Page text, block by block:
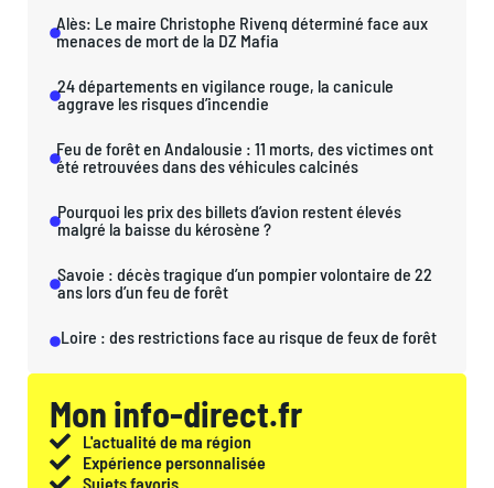
Alès: Le maire Christophe Rivenq déterminé face aux
menaces de mort de la DZ Mafia
24 départements en vigilance rouge, la canicule
aggrave les risques d’incendie
Feu de forêt en Andalousie : 11 morts, des victimes ont
été retrouvées dans des véhicules calcinés
Pourquoi les prix des billets d’avion restent élevés
malgré la baisse du kérosène ?
Savoie : décès tragique d’un pompier volontaire de 22
ans lors d’un feu de forêt
Loire : des restrictions face au risque de feux de forêt
Mon info-direct.fr
L'actualité de ma région
Expérience personnalisée
Sujets favoris